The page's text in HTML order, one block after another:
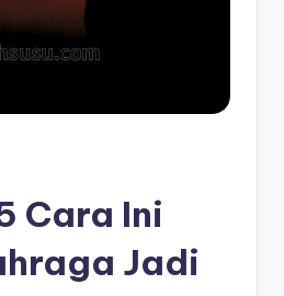
Cara Ini
Jadi